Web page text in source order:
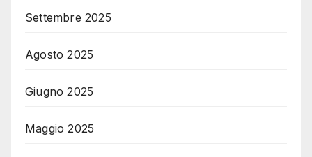
Settembre 2025
Agosto 2025
Giugno 2025
Maggio 2025